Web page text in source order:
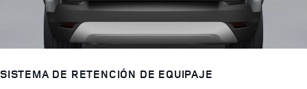
SISTEMA DE RETENCIÓN DE EQUIPAJE